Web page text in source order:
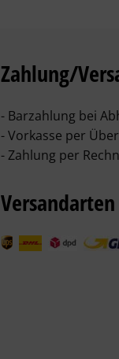
Zahlung/
- Barzahlung bei
- Vorkasse per
- Zahlung per
Versandarten